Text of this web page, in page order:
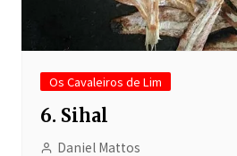
Os Cavaleiros de Lim
6. Sihal
Daniel Mattos